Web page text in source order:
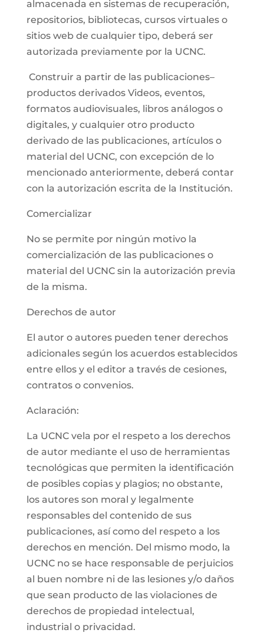
almacenada en sistemas de recuperación,
repositorios, bibliotecas, cursos virtuales o
sitios web de cualquier tipo, deberá ser
autorizada previamente por la UCNC.
Construir a partir de las publicaciones–
productos derivados Videos, eventos,
formatos audiovisuales, libros análogos o
digitales, y cualquier otro producto
derivado de las publicaciones, artículos o
material del UCNC, con excepción de lo
mencionado anteriormente, deberá contar
con la autorización escrita de la Institución.
Comercializar
No se permite por ningún motivo la
comercialización de las publicaciones o
material del UCNC sin la autorización previa
de la misma.
Derechos de autor
El autor o autores pueden tener derechos
adicionales según los acuerdos establecidos
entre ellos y el editor a través de cesiones,
contratos o convenios.
Aclaración:
La UCNC vela por el respeto a los derechos
de autor mediante el uso de herramientas
tecnológicas que permiten la identificación
de posibles copias y plagios; no obstante,
los autores son moral y legalmente
responsables del contenido de sus
publicaciones, así como del respeto a los
derechos en mención. Del mismo modo, la
UCNC no se hace responsable de perjuicios
al buen nombre ni de las lesiones y/o daños
que sean producto de las violaciones de
derechos de propiedad intelectual,
industrial o privacidad.